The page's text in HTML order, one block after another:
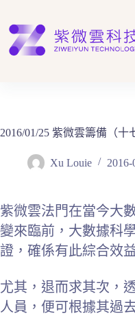
至
要
2016/01/25 紫微雲籌備（十
Xu Louie 2016-
紫微雲法門在當今大
變來臨前，大數據科
證，確係有此綜合效
尤其，退而求其次，
人員，便可根據其過